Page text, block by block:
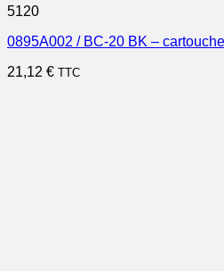
5120
0895A002 / BC-20 BK –
21,12 € TTC